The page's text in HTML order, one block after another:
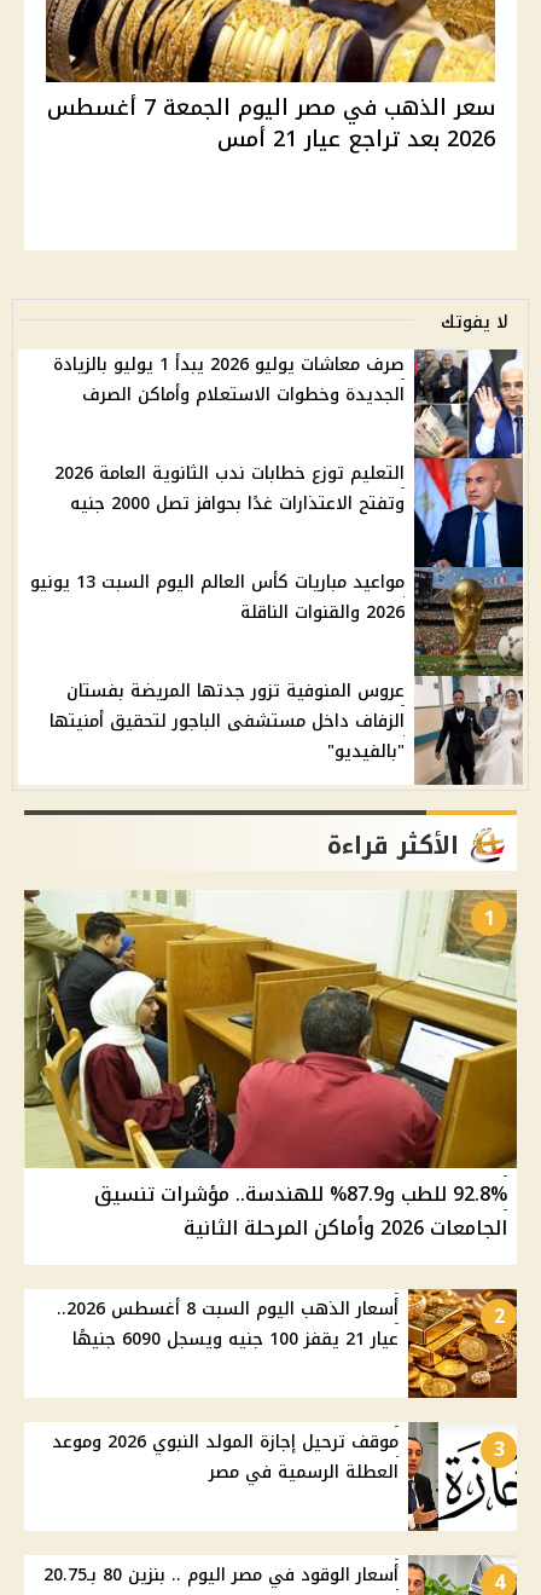
سعر الذهب في مصر اليوم الجمعة 7 أغسطس
2026 بعد تراجع عيار 21 أمس
لا يفوتك
صرف معاشات يوليو 2026 يبدأ 1 يوليو بالزيادة
الجديدة وخطوات الاستعلام وأماكن الصرف
التعليم توزع خطابات ندب الثانوية العامة 2026
وتفتح الاعتذارات غدًا بحوافز تصل 2000 جنيه
مواعيد مباريات كأس العالم اليوم السبت 13 يونيو
2026 والقنوات الناقلة
عروس المنوفية تزور جدتها المريضة بفستان
الزفاف داخل مستشفى الباجور لتحقيق أمنيتها
"بالفيديو"
الأكثر قراءة
1
92.8% للطب و87.9% للهندسة.. مؤشرات تنسيق
الجامعات 2026 وأماكن المرحلة الثانية
2
أسعار الذهب اليوم السبت 8 أغسطس 2026..
عيار 21 يقفز 100 جنيه ويسجل 6090 جنيهًا
3
موقف ترحيل إجازة المولد النبوي 2026 وموعد
العطلة الرسمية في مصر
4
أسعار الوقود في مصر اليوم .. بنزين 80 بـ20.75